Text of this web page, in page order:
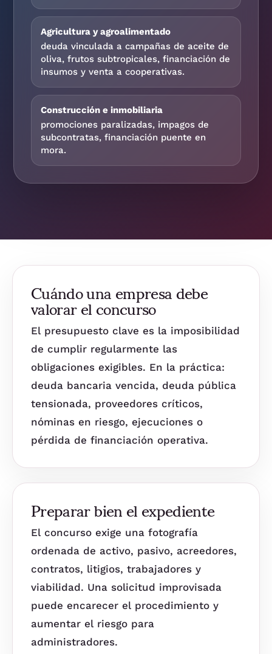
Agricultura y agroalimentado
deuda vinculada a campañas de aceite de
oliva, frutos subtropicales, financiación de
insumos y venta a cooperativas.
Construcción e inmobiliaria
promociones paralizadas, impagos de
subcontratas, financiación puente en
mora.
Cuándo una empresa debe
valorar el concurso
El presupuesto clave es la imposibilidad
de cumplir regularmente las
obligaciones exigibles. En la práctica:
deuda bancaria vencida, deuda pública
tensionada, proveedores críticos,
nóminas en riesgo, ejecuciones o
pérdida de financiación operativa.
Preparar bien el expediente
El concurso exige una fotografía
ordenada de activo, pasivo, acreedores,
contratos, litigios, trabajadores y
viabilidad. Una solicitud improvisada
puede encarecer el procedimiento y
aumentar el riesgo para
administradores.